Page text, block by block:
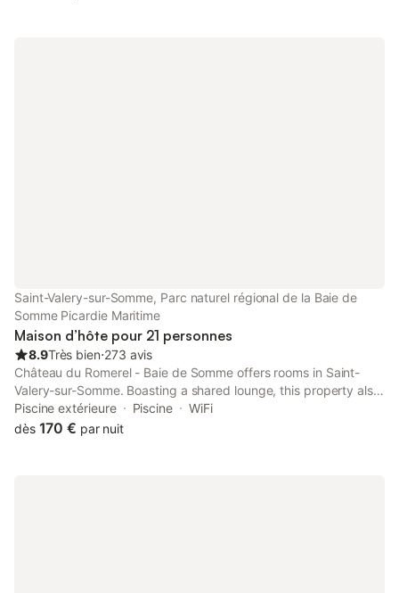
Saint-Valery-sur-Somme, Parc naturel régional de la Baie de
Somme Picardie Maritime
Maison d’hôte pour 21 personnes
8.9Très bien⋅273 avis
Château du Romerel - Baie de Somme offers rooms in Saint-
Valery-sur-Somme. Boasting a shared lounge, this property also
provides guests with a sun terrace. Both free WiFi and private
parking are accessible at this property.
Piscine extérieure Piscine
WiFi
dès 170 € par nuit